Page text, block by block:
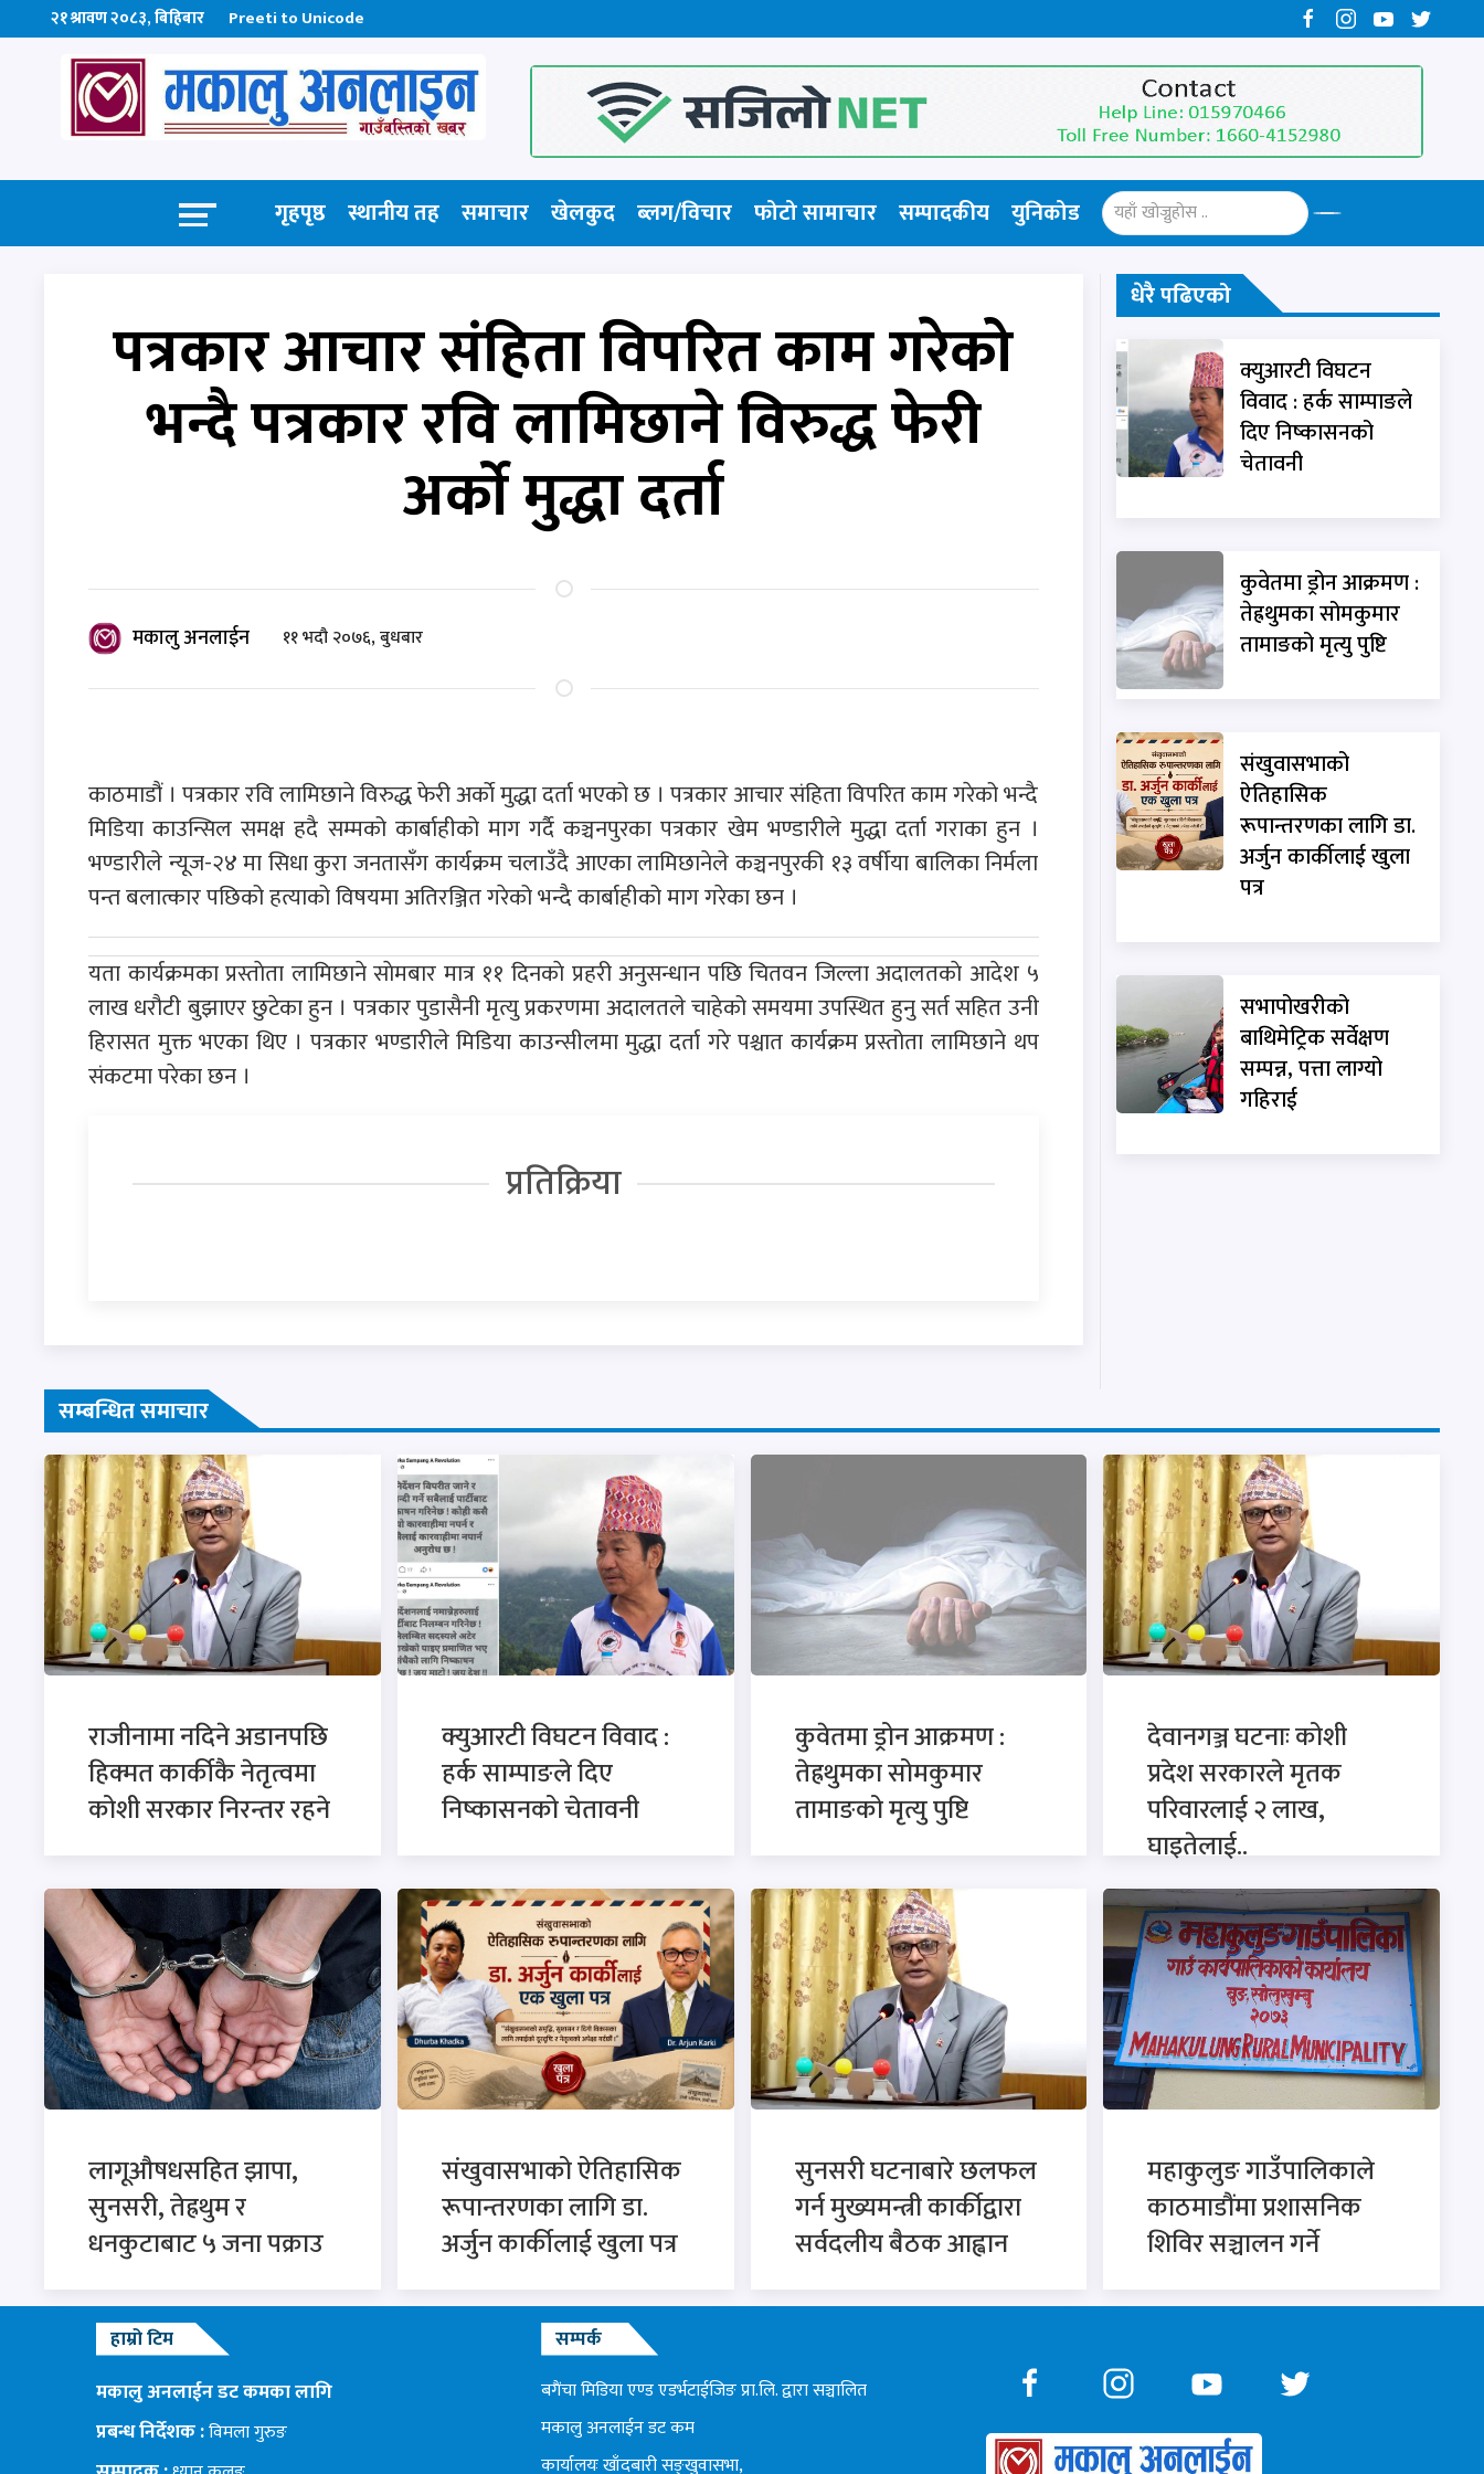
२१ श्रावण २०८३, बिहिबार Preeti to Unicode
गृहपृष्ठ स्थानीय तह समाचार खेलकुद ब्लग/विचार फोटो सामाचार​ सम्पादकीय युनिकोड
पत्रकार आचार संहिता विपरित काम गरेको
भन्दै पत्रकार रवि लामिछाने विरुद्ध फेरी
अर्काे मुद्धा दर्ता
मकालु अनलाईन ११ भदौ २०७६, बुधबार
काठमाडौं । पत्रकार रवि लामिछाने विरुद्ध फेरी अर्काे मुद्धा दर्ता भएको छ । पत्रकार आचार संहिता विपरित काम गरेको भन्दै
मिडिया काउन्सिल समक्ष हदै सम्मको कार्बाहीको माग गर्दै कञ्चनपुरका पत्रकार खेम भण्डारीले मुद्धा दर्ता गराका हुन ।
भण्डारीले न्यूज-२४ मा सिधा कुरा जनतासँग कार्यक्रम चलाउँदै आएका लामिछानेले कञ्चनपुरकी १३ वर्षीया बालिका निर्मला
पन्त बलात्कार पछिको हत्याको विषयमा अतिरञ्जित गरेको भन्दै कार्बाहीको माग गरेका छन ।
यता कार्यक्रमका प्रस्ताेता लामिछाने साेमबार मात्र ११ दिनकाे प्रहरी अनुसन्धान पछि चितवन जिल्ला अदालतकाे आदेश ५
लाख धरौटी बुझाएर छुटेका हुन । पत्रकार पुडासैनी मृत्यु प्रकरणमा अदालतले चाहेको समयमा उपस्थित हुनु सर्त सहित उनी
हिरासत मुक्त भएका थिए । पत्रकार भण्डारीले मिडिया काउन्सीलमा मुद्धा दर्ता गरे पश्चात कार्यक्रम प्रस्तोता लामिछाने थप
संकटमा परेका छन ।
प्रतिक्रिया
धेरै पढिएको
क्युआरटी विघटन
विवाद : हर्क साम्पाङले
दिए निष्कासनको
चेतावनी
कुवेतमा ड्रोन आक्रमण :
तेह्रथुमका सोमकुमार
तामाङको मृत्यु पुष्टि
संखुवासभाको
ऐतिहासिक
रूपान्तरणका लागि डा.
अर्जुन कार्कीलाई खुला
पत्र
सभापोखरीको
बाथिमेट्रिक सर्वेक्षण
सम्पन्न, पत्ता लाग्यो
गहिराई
सम्बन्धित समाचार
राजीनामा नदिने अडानपछि
हिक्मत कार्कीकै नेतृत्वमा
कोशी सरकार निरन्तर रहने
क्युआरटी विघटन विवाद :
हर्क साम्पाङले दिए
निष्कासनको चेतावनी
कुवेतमा ड्रोन आक्रमण :
तेह्रथुमका सोमकुमार
तामाङको मृत्यु पुष्टि
देवानगञ्ज घटनाः कोशी
प्रदेश सरकारले मृतक
परिवारलाई २ लाख,
घाइतेलाई..
लागूऔषधसहित झापा,
सुनसरी, तेह्रथुम र
धनकुटाबाट ५ जना पक्राउ
संखुवासभाको ऐतिहासिक
रूपान्तरणका लागि डा.
अर्जुन कार्कीलाई खुला पत्र
सुनसरी घटनाबारे छलफल
गर्न मुख्यमन्त्री कार्कीद्वारा
सर्वदलीय बैठक आह्वान
महाकुलुङ गाउँपालिकाले
काठमाडौंमा प्रशासनिक
शिविर सञ्चालन गर्ने
हाम्रो टिम
मकालु अनलाईन डट कमका लागि
प्रबन्ध निर्देशक :विमला गुरुङ
सम्पर्क
बगैंचा मिडिया एण्ड एडर्भटाईजिङ प्रा.लि. द्वारा सञ्चालित
मकालु अनलाईन डट कम
कार्यालयः खाँदबारी सङ्खुवासभा,